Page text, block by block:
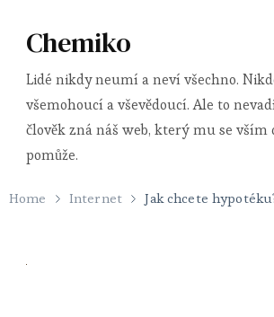
Chemiko
Lidé nikdy neumí a neví všechno.
všemohoucí a vševědoucí. Ale to
člověk zná náš web, který mu se
pomůže.
Home Internet Jak chcete